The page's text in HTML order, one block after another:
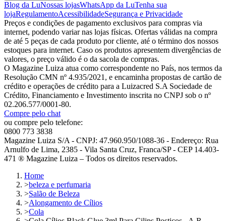
Blog da LuNossas lojasWhatsApp da LuTenha sua
lojaRegulamentoAcessibilidadeSegurança e Privacidade
Preços e condições de pagamento exclusivos para compras via
internet, podendo variar nas lojas físicas. Ofertas válidas na compra
de até 5 peças de cada produto por cliente, até o término dos nossos
estoques para internet. Caso os produtos apresentem divergências de
valores, o preço válido é o da sacola de compras.
O Magazine Luiza atua como correspondente no País, nos termos da
Resolução CMN nº 4.935/2021, e encaminha propostas de cartão de
crédito e operações de crédito para a Luizacred S.A Sociedade de
Crédito, Financiamento e Investimento inscrita no CNPJ sob o nº
02.206.577/0001-80.
Compre pelo chat
ou compre pelo telefone:
0800 773 3838
Magazine Luiza S/A - CNPJ: 47.960.950/1088-36 - Endereço: Rua
Arnulfo de Lima, 2385 - Vila Santa Cruz, Franca/SP - CEP 14.403-
471 ® Magazine Luiza – Todos os direitos reservados.
Home
>beleza e perfumaria
>Salão de Beleza
>Alongamento de Cílios
>Cola